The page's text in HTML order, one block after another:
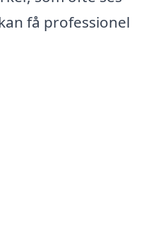
få professionel